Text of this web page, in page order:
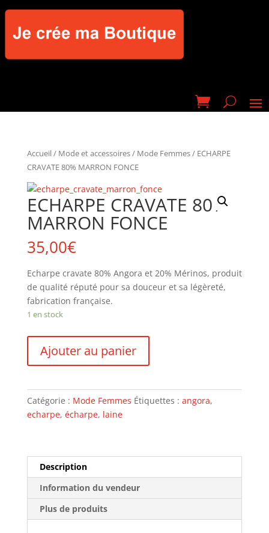
Accueil/ Mode et accessoires/ Mode Femmes/ ECHARPE
CRAVATE 80% MARRON FONCE
ECHARPE CRAVATE 80%
MARRON FONCE
35,00€
Echarpe cravate 80% Angora et 20% Mérinos, produit
de qualité réputé pour sa douceur et sa légèreté,
fabrication française.
1 en stock
ECHARPE
80%
MARRON
Ajouter au panier
Catégorie : Mode Femmes Étiquettes : angora,
echarpe, écharpe, laine
Description
Information du vendeur
Plus de produits